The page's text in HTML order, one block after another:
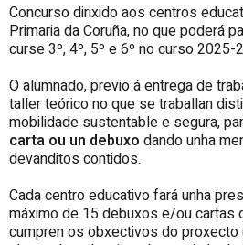
Concurso dirixido aos centros
Primaria da Coruña, no que poderá
curse 3º, 4º, 5º e 6º no curso 2025-
O alumnado, previo á entrega de
taller teórico no que se traballan
mobilidade sustentable e segura,
carta ou un debuxo dando unha
devanditos contidos.
Cada centro educativo fará unha
máximo de 15 debuxos e/ou cartas
cumpren os obxectivos do